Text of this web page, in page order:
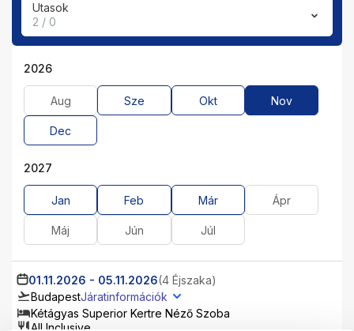
Utasok
2 / 0
2026
Aug Sze Okt Nov
Dec
2027
Jan Feb Már Ápr
Máj Jún Júl
01.11.2026 - 05.11.2026(4 Éjszaka)
BudapestJáratinformációk
Kétágyas Superior Kertre Néző Szoba
All Inclusive